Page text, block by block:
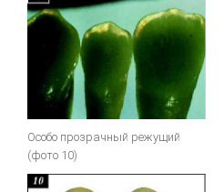
Особо прозрачный режущий
(фото 10)